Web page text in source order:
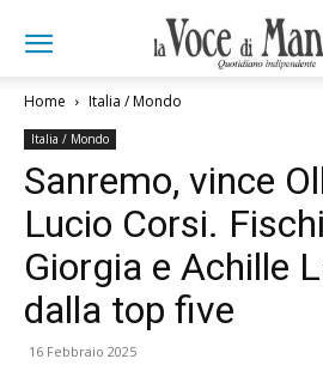
Home Italia / Mondo
Italia / Mondo
Sanremo, vince
Lucio Corsi.
Giorgia e Achille
dalla top five
16 Febbraio 2025